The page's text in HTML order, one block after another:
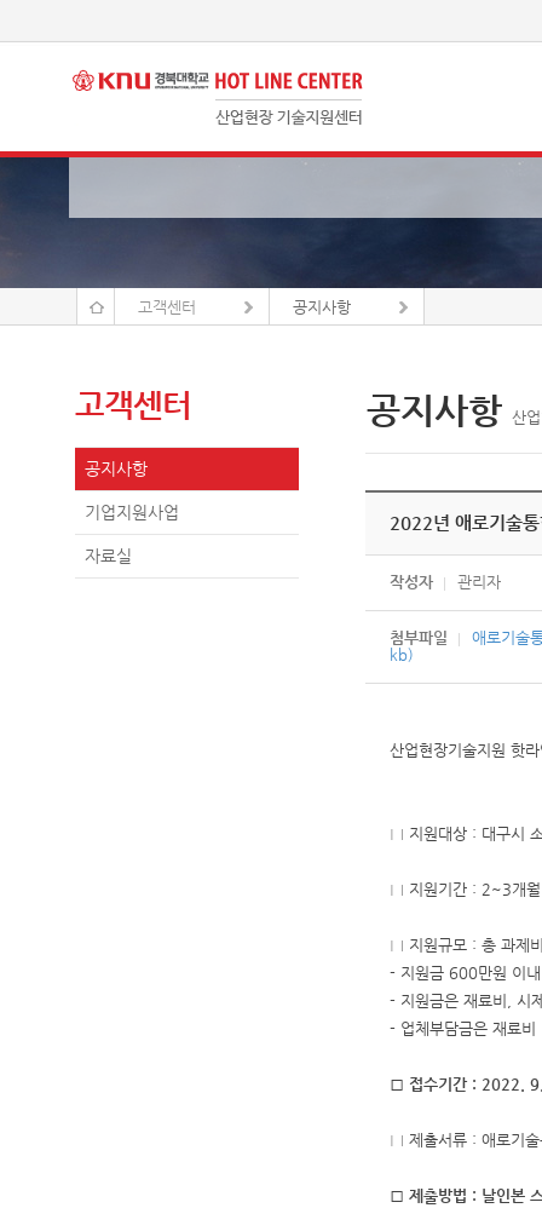
고객센터 공지사항
고객센터
공지사항
기업지원사업
자료실
공지사항 산
2022년 애로기술
작성자 관리자
첨부파일
애로기술
kb)
산업현장기술지원 핫
□ 지원대상 : 대구시
□ 지원기간 : 2~3개월
□ 지원규모 : 총 과제
- 지원금 600만원 이
- 지원금은 재료비, 시
- 업체부담금은 재료
□ 접수기간 : 2022.
□ 제출서류 : 애로기
□ 제출방법 : 날인본